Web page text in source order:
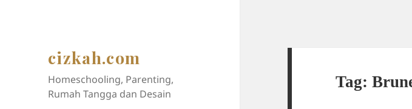
cizkah.com
Homeschooling, Parenting,
Rumah Tangga dan Desain
Tag: